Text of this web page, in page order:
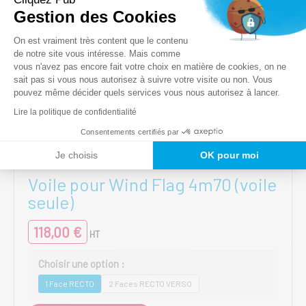
Gestion des Cookies
Plateforme de Gestion du
On est vraiment très content que le contenu
de notre site vous intéresse. Mais comme
vous n'avez pas encore fait votre choix en matière de cookies, on ne
sait pas si vous nous autorisez à suivre votre visite ou non. Vous
pouvez même décider quels services vous nous autorisez à lancer.
Lire la politique de confidentialité
Consentements certifiés par
Je choisis OK pour moi
Axeptio consent
produit
Pièces détachées WIND FLAG
Voile pour Wind Flag 4m70 (voile
seule)
118,00 € HT
1 Face RECTO 2 Faces RECTO VERSO